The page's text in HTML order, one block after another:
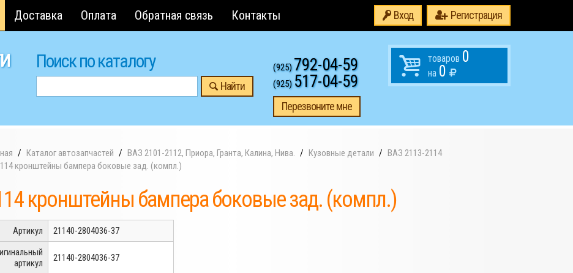
Доставка Оплата Обратная связь Контакты Вход Регистрация
Поиск по каталогу
Найти
(925)792-04-59
(925) 517-04-59
Перезвоните мне
товаров 0
на 0
Каталог автозапчастей ВАЗ 2101-2112, Приора, Гранта, Калина, Нива. Кузовные детали
ВАЗ 2113-2114
кронштейны бампера боковые зад. (компл.)
кронштейны бампера боковые зад. (компл.)
Артикул
21140-2804036-37
артикул
21140-2804036-37